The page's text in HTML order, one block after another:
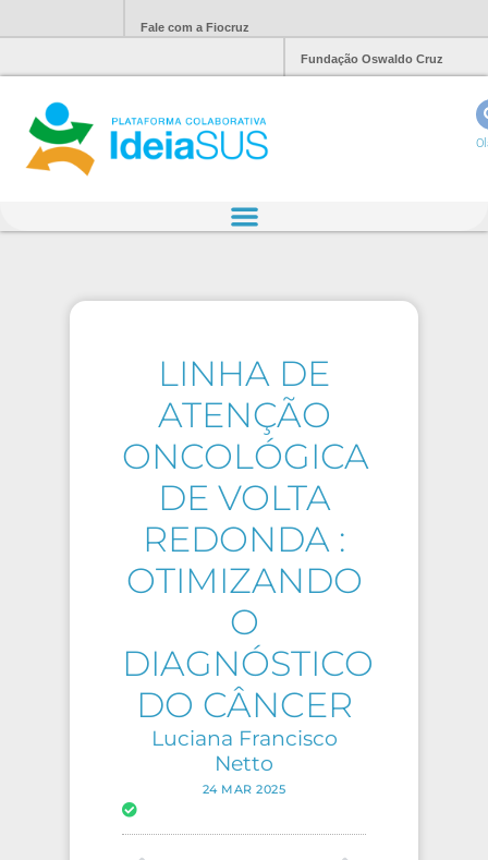
Fale com a Fiocruz
Fundação Oswaldo Cruz
LINHA DE
ATENÇÃO
ONCOLÓGICA
DE VOLTA
REDONDA :
OTIMIZANDO
O
DIAGNÓSTICO
DO CÂNCER
Luciana Francisco
Netto
24 MAR 2025